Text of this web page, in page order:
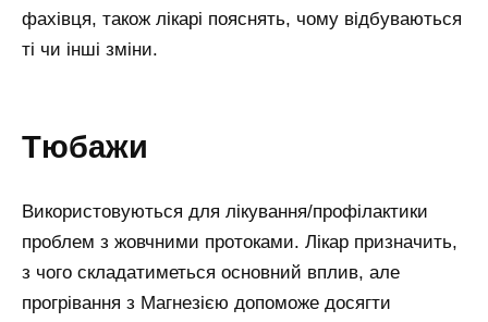
фахівця, також лікарі пояснять, чому відбуваються
ті чи інші зміни.
Тюбажи
Використовуються для лікування/профілактики
проблем з жовчними протоками. Лікар призначить,
з чого складатиметься основний вплив, але
прогрівання з Магнезією допоможе досягти